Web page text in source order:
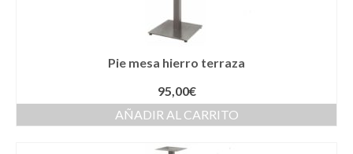
Pie mesa hierro terraza
95,00€
AÑADIR AL CARRITO